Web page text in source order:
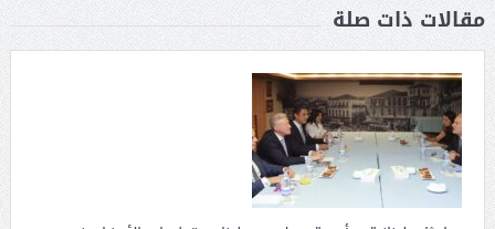
مقالات ذات صلة